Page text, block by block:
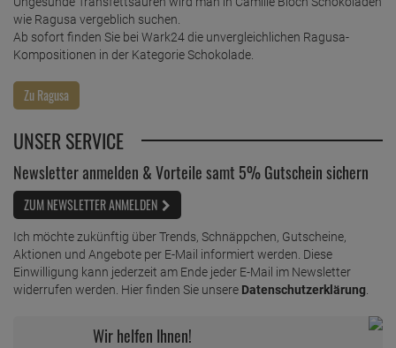
wie Ragusa vergeblich suchen.
Ab sofort finden Sie bei Wark24 die unvergleichlichen Ragusa-
Kompositionen in der Kategorie Schokolade.
UNSER SERVICE
Newsletter anmelden & Vorteile samt 5% Gutschein sichern
ZUM NEWSLETTER ANMELDEN
Ich möchte zukünftig über Trends, Schnäppchen, Gutscheine,
Aktionen und Angebote per E-Mail informiert werden. Diese
Einwilligung kann jederzeit am Ende jeder E-Mail im Newsletter
widerrufen werden. Hier finden Sie unsere Datenschutzerklärung
Wir helfen Ihnen!